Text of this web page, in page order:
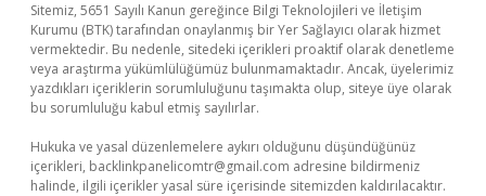
Sitemiz, 5651 Sayılı Kanun gereğince Bilgi Teknolojileri ve İletişim
Kurumu (BTK) tarafından onaylanmış bir Yer Sağlayıcı olarak hizmet
vermektedir. Bu nedenle, sitedeki içerikleri proaktif olarak denetleme
veya araştırma yükümlülüğümüz bulunmamaktadır. Ancak, üyelerimiz
yazdıkları içeriklerin sorumluluğunu taşımakta olup, siteye üye olarak
bu sorumluluğu kabul etmiş sayılırlar.
Hukuka ve yasal düzenlemelere aykırı olduğunu düşündüğünüz
içerikleri, backlinkpanelicomtr@gmail.com adresine bildirmeniz
halinde, ilgili içerikler yasal süre içerisinde sitemizden kaldırılacaktır.